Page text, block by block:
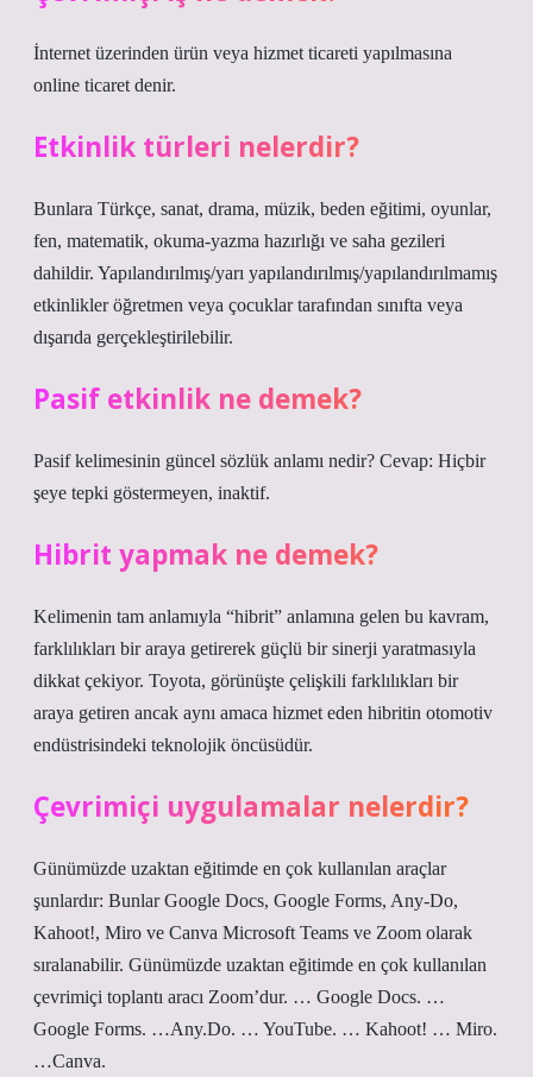
İnternet üzerinden ürün veya hizmet ticareti yapılmasına
online ticaret denir.
Etkinlik türleri nelerdir?
Bunlara Türkçe, sanat, drama, müzik, beden eğitimi, oyunlar,
fen, matematik, okuma-yazma hazırlığı ve saha gezileri
dahildir. Yapılandırılmış/yarı yapılandırılmış/yapılandırılmamış
etkinlikler öğretmen veya çocuklar tarafından sınıfta veya
dışarıda gerçekleştirilebilir.
Pasif etkinlik ne demek?
Pasif kelimesinin güncel sözlük anlamı nedir? Cevap: Hiçbir
şeye tepki göstermeyen, inaktif.
Hibrit yapmak ne demek?
Kelimenin tam anlamıyla “hibrit” anlamına gelen bu kavram,
farklılıkları bir araya getirerek güçlü bir sinerji yaratmasıyla
dikkat çekiyor. Toyota, görünüşte çelişkili farklılıkları bir
araya getiren ancak aynı amaca hizmet eden hibritin otomotiv
endüstrisindeki teknolojik öncüsüdür.
Çevrimiçi uygulamalar nelerdir?
Günümüzde uzaktan eğitimde en çok kullanılan araçlar
şunlardır: Bunlar Google Docs, Google Forms, Any-Do,
Kahoot!, Miro ve Canva Microsoft Teams ve Zoom olarak
sıralanabilir. Günümüzde uzaktan eğitimde en çok kullanılan
çevrimiçi toplantı aracı Zoom’dur. … Google Docs. …
Google Forms. …Any.Do. … YouTube. … Kahoot! … Miro.
…Canva.